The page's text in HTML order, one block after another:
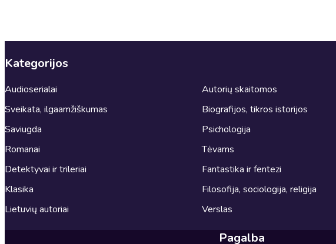
Kategorijos
Audioserialai
Sveikata, ilgaamžiškumas
Saviugda
Romanai
Detektyvai ir trileriai
Klasika
Lietuvių autoriai
Autorių skaitomos
Biografijos, tikros istorijos
Psichologija
Tėvams
Fantastika ir fentezi
Filosofija, sociologija, religija
Verslas
Pagalba